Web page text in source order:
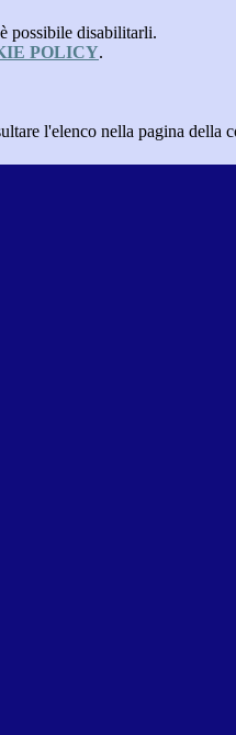
possibile disabilitarli.
POLICY.
l'elenco nella pagina della